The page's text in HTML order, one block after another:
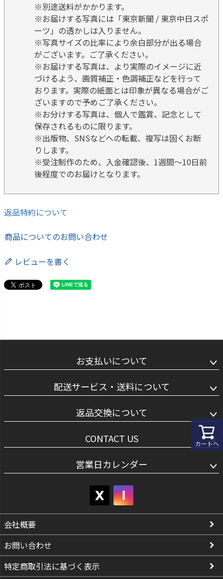
※別途送料がかかります。
※お届けする写真には「東京新聞 / 東京中日スポ
ーツ」の透かしは入りません。
※写真サイズの比率により余白部分が出る場合
がございます。ご了承ください。
※お届けする写真は、より実際のイメージに近
づけるよう、画質補正・色調補正などを行って
おります。実際の紙面とは印象が異なる場合がご
ざいますので予めご了承ください。
※お分けする写真は、個人で鑑賞、記念として
保存されるものに限ります。
※出版物、SNSなどへの転載、複写は固くお断
りします。
※受注制作のため、入金確認後、1週間～10日前
後程度でのお届けとなります。
返品特約について
商品についてのお問い合わせ
レビューを書く
カートへ
お支払いについて
配送サービス・送料について
返品交換について
CONTACT US
営業日カレンダー
会社概要
お問い合わせ
特定商取引法に基づく表示